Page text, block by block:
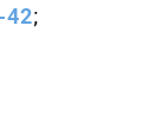
42;